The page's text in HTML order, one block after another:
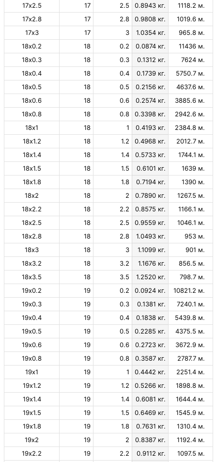
17х2.5 17 2.5 0.8943 кг.
1118.2 м.
17х2.8
17 2.8 0.9808 кг.
1019.6 м.
17х3
17 3 1.0354 кг.
965.8 м.
18х0.2
18 0.2 0.0874 кг.
11436 м.
18х0.3
18 0.3 0.1312 кг.
7624 м.
18х0.4
18 0.4 0.1739 кг.
5750.7 м.
18х0.5
18 0.5 0.2156 кг.
4637.6 м.
18х0.6
18 0.6 0.2574 кг.
3885.6 м.
18х0.8
18 0.8 0.3398 кг.
2942.6 м.
18х1
18 1 0.4193 кг.
2384.8 м.
18х1.2
18 1.2 0.4968 кг.
2012.7 м.
18х1.4
18 1.4 0.5733 кг.
1744.1 м.
18х1.5
18 1.5 0.6101 кг.
1639 м.
18х1.8
18 1.8 0.7194 кг.
1390 м.
18х2
18 2 0.7890 кг.
1267.5 м.
18х2.2
18 2.2 0.8575 кг.
1166.1 м.
18х2.5
18 2.5 0.9559 кг.
1046.1 м.
18х2.8
18 2.8 1.0493 кг.
953 м.
18х3
18 3 1.1099 кг.
901 м.
18х3.2
18 3.2 1.1676 кг.
856.5 м.
18х3.5
18 3.5 1.2520 кг.
798.7 м.
19х0.2
19 0.2 0.0924 кг.
10821.2 м.
19х0.3
19 0.3 0.1381 кг.
7240.1 м.
19х0.4
19 0.4 0.1838 кг.
5439.8 м.
19х0.5
19 0.5 0.2285 кг.
4375.5 м.
19х0.6
19 0.6 0.2723 кг.
3672.9 м.
19х0.8
19 0.8 0.3587 кг.
2787.7 м.
19х1
19 1 0.4442 кг.
2251.4 м.
19х1.2
19 1.2 0.5266 кг.
1898.8 м.
19х1.4
19 1.4 0.6081 кг.
1644.4 м.
19х1.5
19 1.5 0.6469 кг.
1545.9 м.
19х1.8
19 1.8 0.7631 кг.
1310.4 м.
19х2
19 2 0.8387 кг.
1192.4 м.
19х2.2
19 2.2 0.9112 кг.
1097.5 м.